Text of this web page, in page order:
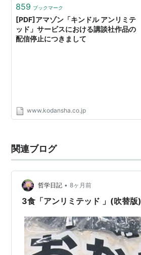
859 ブックマーク
[PDF]アマゾン「キンドル アンリミテ
ッド」サービスにおける講談社作品の
配信停止につきまして
www.kodansha.co.jp
関連ブログ
哲学日記 • 8ヶ月前
3食「アンリミテッド 」(吹替版)